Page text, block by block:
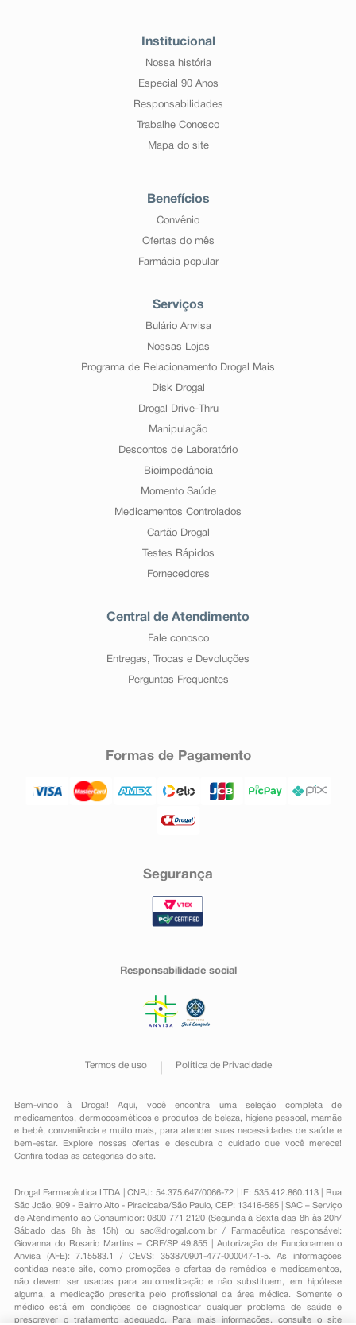
Institucional
Nossa história
Especial 90 Anos
Responsabilidades
Trabalhe Conosco
Mapa do site
Benefícios
Convênio
Ofertas do mês
Farmácia popular
Serviços
Bulário Anvisa
Nossas Lojas
Programa de Relacionamento Drogal Mais
Disk Drogal
Drogal Drive-Thru
Manipulação
Descontos de Laboratório
Bioimpedância
Momento Saúde
Medicamentos Controlados
Cartão Drogal
Testes Rápidos
Fornecedores
Central de Atendimento
Fale conosco
Entregas, Trocas e Devoluções
Perguntas Frequentes
Formas de Pagamento
Segurança
Responsabilidade social
Termos de uso Política de Privacidade
Bem-vindo à Drogal! Aqui, você encontra uma seleção completa de
medicamentos , dermocosméticos e produtos de beleza, higiene pessoal ,mamãe
e bebê, conveniênciae muito mais, para atender suas necessidades de saúde e
bem-estar. Explore nossas ofertas e descubra o cuidado que você merece!
Confira todas as categorias do site.
Drogal Farmacêutica LTDA | CNPJ: 54.375.647/0066-72 | IE: 535.412.860.113 | Rua
São João, 909 - Bairro Alto - Piracicaba/São Paulo, CEP: 13416-585 | SAC – Serviço
de Atendimento ao Consumidor: 0800 771 2120 (Segunda à Sexta das 8h às 20h/
Sábado das 8h às 15h) ou sac@drogal.com.br/ Farmacêutica responsável:
Giovanna do Rosario Martins – CRF/SP 49.855 | Autorização de Funcionamento
Anvisa (AFE): 7.15583.1 / CEVS: 353870901-477-000047-1-5. As informações
contidas neste site, como promoções e ofertas de remédios e medicamentos,
não devem ser usadas para automedicação e não substituem, em hipótese
alguma, a medicação prescrita pelo profissional da área médica. Somente o
médico está em condições de diagnosticar qualquer problema de saúde e
prescrever o tratamento adequado. Para mais informações, consulte o site